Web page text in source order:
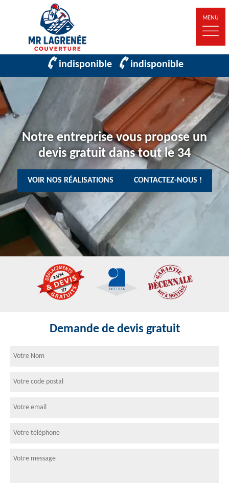
MENU
indisponible indisponible
Notre entreprise vous propose un
devis gratuit dans tout le 34
VOIR NOS RÉALISATIONS CONTACTEZ-NOUS !
Demande de devis gratuit